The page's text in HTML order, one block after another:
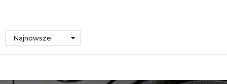
Najnowsze